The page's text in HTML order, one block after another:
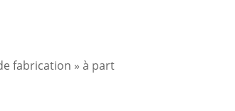
fabrication » à part